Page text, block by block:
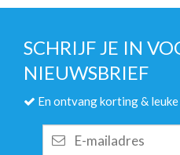
SCHRIJF JE IN
NIEUWSBRIEF
En ontvang korting &
mailadres